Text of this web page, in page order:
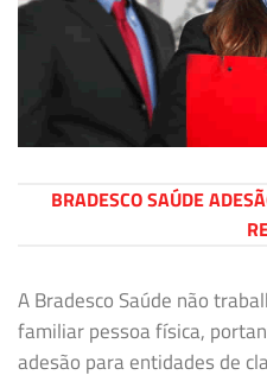
BRADESCO SAÚDE
A Bradesco Saúde não
familiar pessoa física,
adesão para entidades de